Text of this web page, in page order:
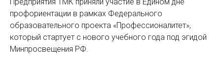
профориентации в рамках Федерального
образовательного проекта «Профессионалитет»,
который стартует с нового учебного года под эгидой
Минпросвещения РФ.